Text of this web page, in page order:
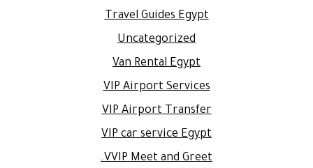
Travel Guides Egypt
Uncategorized
Van Rental Egypt
VIP Airport Services
VIP Airport Transfer
VIP car service Egypt
VVIP Meet and Greet.